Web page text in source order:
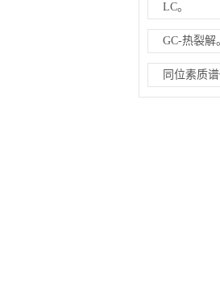
LC。
GC-热裂解
同位素质谱